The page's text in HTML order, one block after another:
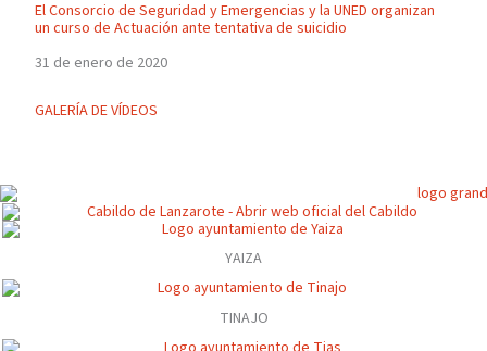
El Consorcio de Seguridad y Emergencias y la UNED organizan
un curso de Actuación ante tentativa de suicidio
31 de enero de 2020
GALERÍA DE VÍDEOS
YAIZA
TINAJO